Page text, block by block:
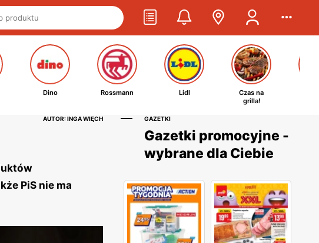
Dino Rossmann Lidl
Czas na
grilla!
AUTOR: INGA WIĘCH
PiS nie ma
GAZETKI
Gazetki promocyjne -
wybrane dla Ciebie